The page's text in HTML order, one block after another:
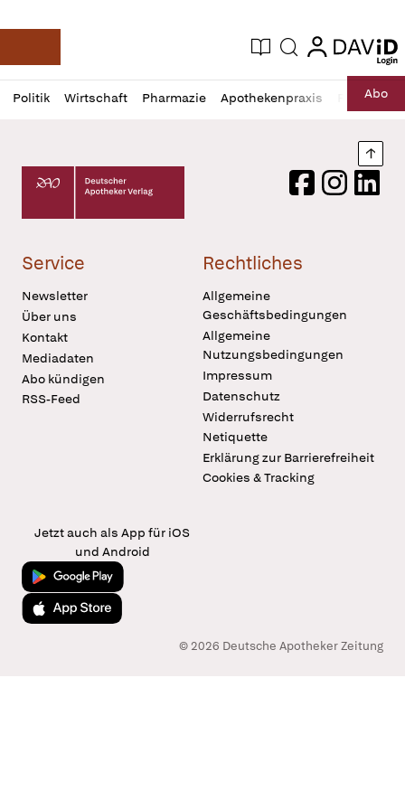
Deutsche Apotheker Zeitung
Aktuelle Ausgabe
Suche login
login
Politik Wirtschaft Pharmazie Apothekenpraxis RechtAbo
Profil
öffnen
Daz
Pur
Deutscher Apotheker Verlag Logo
FacebookInstagram
Service
Newsletter
Über uns
Kontakt
Mediadaten
Abo kündigen
RSS-Feed
Rechtliches
Allgemeine
Geschäftsbedingungen
Allgemeine
Nutzungsbedingungen
Impressum
Datenschutz
Widerrufsrecht
Netiquette
Erklärung zur Barrierefreiheit
Cookies & Tracking
Jetzt auch als App für iOS
und Android
Jetzt bei Google Play
Laden im App Store
© 2026 Deutsche Apotheker Zeitung